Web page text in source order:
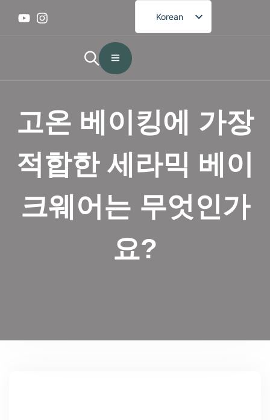
Korean
English
Portuguese
Arabic
Japanese
고온 베이킹에 가장
적합한 세라믹 베이
크웨어는 무엇인가
요?